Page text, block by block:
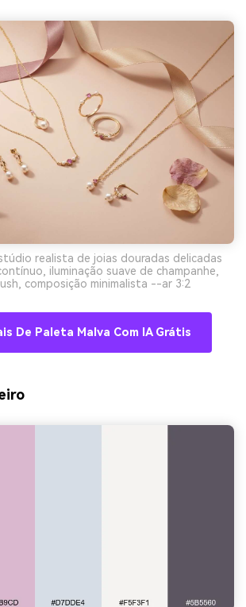
realista de joias douradas delicadas
iluminação suave de champanhe,
composição minimalista --ar 3:2
De Paleta Malva Com IA Grátis